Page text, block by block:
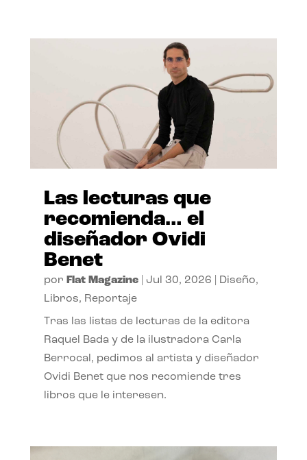
Las lecturas que
recomienda… el
diseñador Ovidi
Benet
por Flat Magazine| Jul 30, 2026 Diseño,
Libros, Reportaje
Tras las listas de lecturas de la editora
Raquel Bada y de la ilustradora Carla
Berrocal, pedimos al artista y diseñador
Ovidi Benet que nos recomiende tres
libros que le interesen.